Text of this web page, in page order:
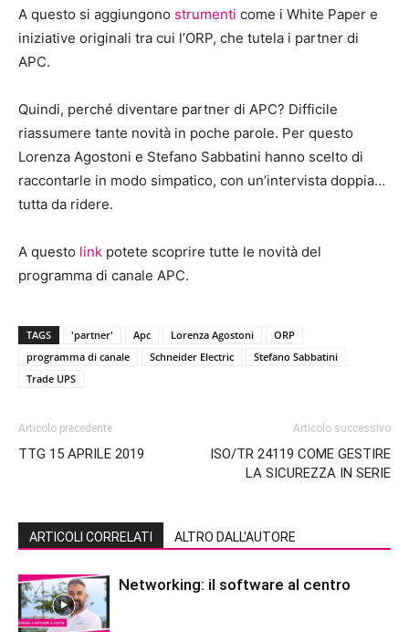
A questo si aggiungono strumenti come i White Paper e
iniziative originali tra cui l’ORP, che tutela i partner di
APC.
Quindi, perché diventare partner di APC? Difficile
riassumere tante novità in poche parole. Per questo
Lorenza Agostoni e Stefano Sabbatini hanno scelto di
raccontarle in modo simpatico, con un’intervista doppia…
tutta da ridere.
A questo link potete scoprire tutte le novità del
programma di canale APC.
TAGS 'partner' Apc Lorenza Agostoni
ORP
programma di canale
Schneider Electric
Stefano Sabbatini
Trade UPS
Articolo precedente
TTG 15 APRILE 2019
Articolo successivo
ISO/TR 24119 COME GESTIRE
LA SICUREZZA IN SERIE
ARTICOLI CORRELATI ALTRO DALL'AUTORE
Networking: il software al centro